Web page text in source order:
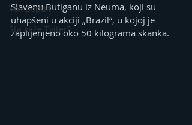
Vox populi
Šta kaže Tviter?
Slavenu Butiganu iz Neuma, koji su
uhapšeni u akciji „Brazil“, u kojoj je
zaplijenjeno oko 50 kilograma skanka.